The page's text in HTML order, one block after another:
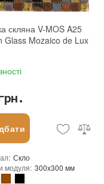
скляна V-MOS A25
Glass Mozaico de Lux
: Скло
модуля: 300x300 мм